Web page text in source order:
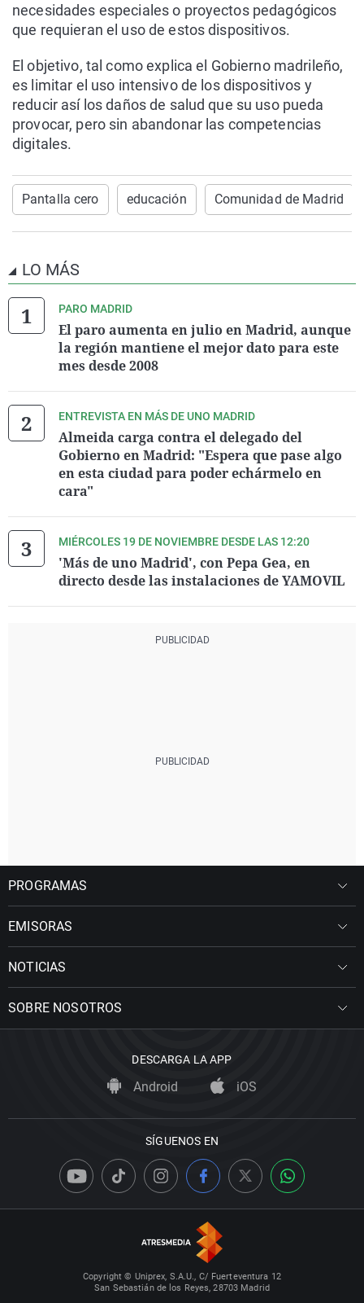
necesidades especiales o proyectos pedagógicos
que requieran el uso de estos dispositivos.
El objetivo, tal como explica el Gobierno madrileño,
es limitar el uso intensivo de los dispositivos y
reducir así los daños de salud que su uso pueda
provocar, pero sin abandonar las competencias
digitales.
Pantalla cero educación Comunidad de Madrid
LO MÁS
PARO MADRID
El paro aumenta en julio en Madrid, aunque
la región mantiene el mejor dato para este
mes desde 2008
ENTREVISTA EN MÁS DE UNO MADRID
Almeida carga contra el delegado del
Gobierno en Madrid: "Espera que pase algo
en esta ciudad para poder echármelo en
cara"
MIÉRCOLES 19 DE NOVIEMBRE DESDE LAS 12:20
'Más de uno Madrid', con Pepa Gea, en
directo desde las instalaciones de YAMOVIL
PROGRAMAS
EMISORAS
NOTICIAS
SOBRE NOSOTROS
DESCARGA LA APP
Android iOS
SÍGUENOS EN
Copyright © Uniprex, S.A.U., C/ Fuerteventura 12
San Sebastián de los Reyes, 28703 Madrid